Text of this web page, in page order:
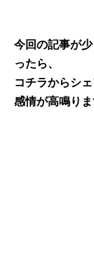
今回の記事が
ったら、
コチラからシ
感情が高鳴り